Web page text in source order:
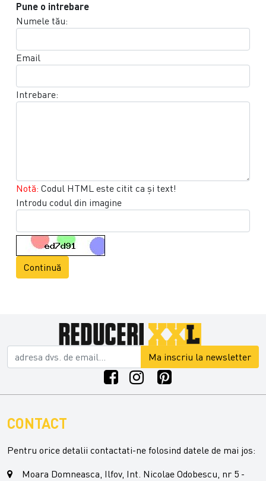
Pune o intrebare
Numele tău:
Email
Intrebare:
Notă: Codul HTML este citit ca şi text!
Introdu codul din imagine
Continuă
Ma inscriu la newsletter
CONTACT
Pentru orice detalii contactati-ne folosind datele de mai jos:
Moara Domneasca, Ilfov, Int. Nicolae Odobescu, nr 5 -